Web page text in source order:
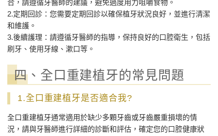
合，請遵循牙醫師的建議，避免過度用力咀嚼食物。
2.定期回診：您需要定期回診以確保植牙狀況良好，並進行清潔
和維護。
3.後續護理：請遵循牙醫師的指導，保持良好的口腔衛生，包括
刷牙、使用牙線、漱口等。
四、全口重建植牙的常見問題
1.全口重建植牙是否適合我?
全口重建植牙通常適用於缺少多顆牙齒或牙齒嚴重損壞的情
況，請與牙醫師進行詳細的診斷和評估，確定您的口腔健康狀